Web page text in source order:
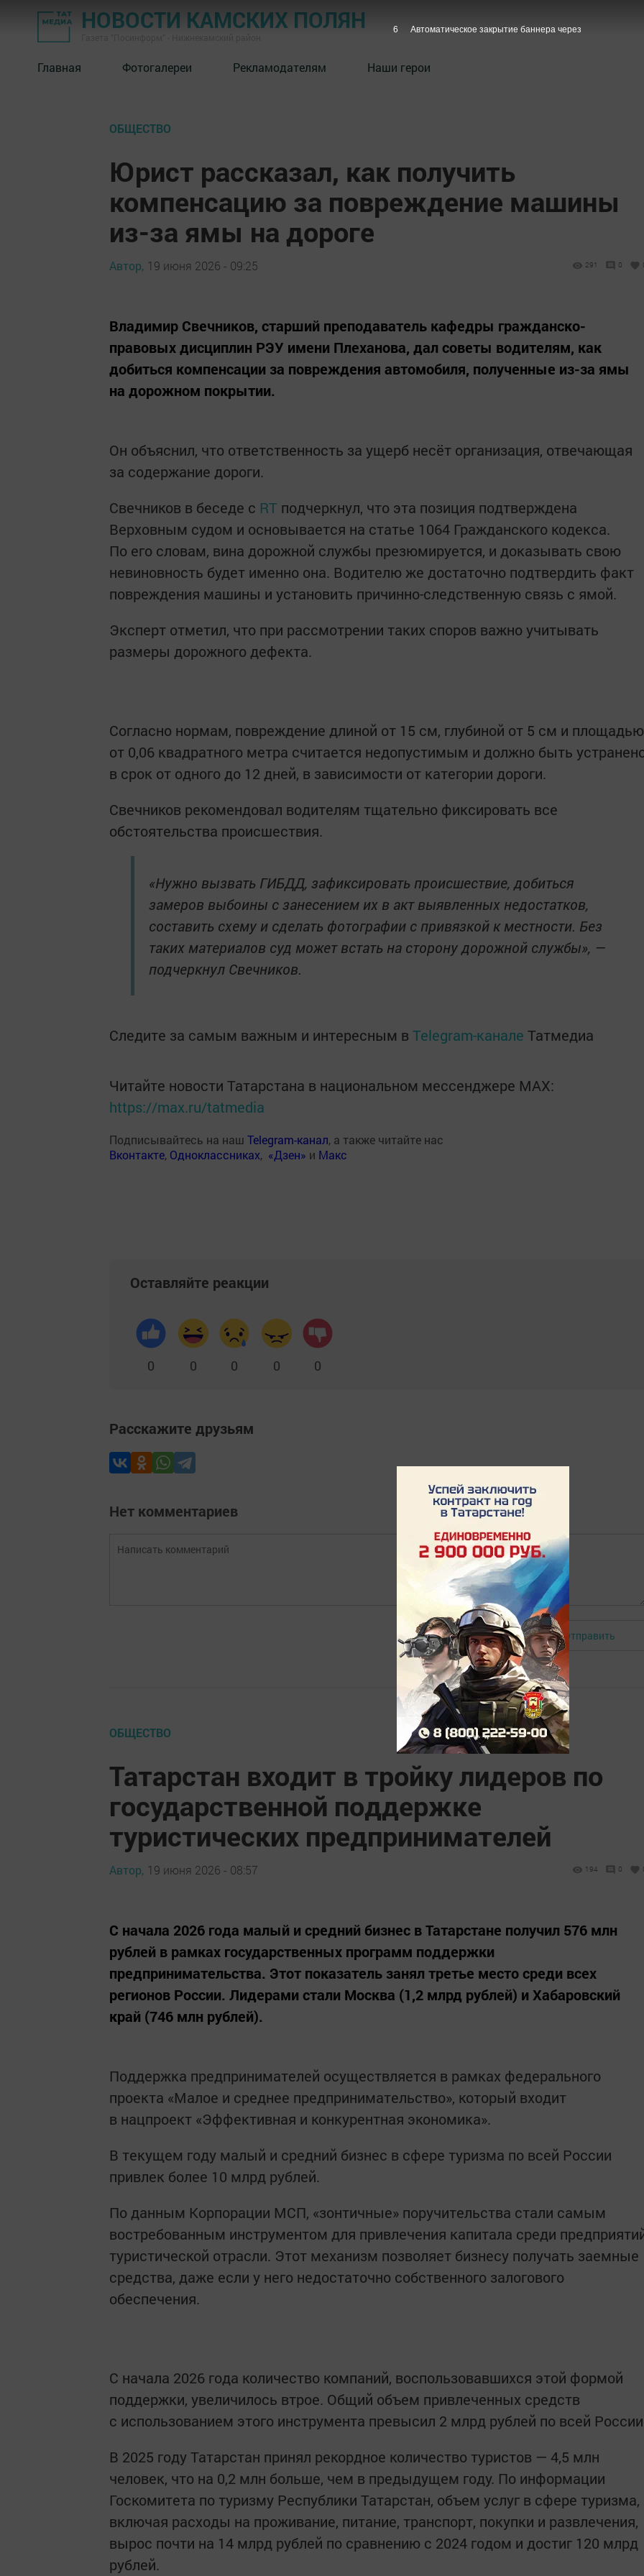
НОВОСТИ КАМСКИХ ПОЛЯН
Главная Фотогалереи Рекламодателям Наши герои
ОБЩЕСТВО
Юрист рассказал, как получить
компенсацию за повреждение машины
из-за ямы на дороге
Автор, 19 июня 2026 - 09:25 291 0
Владимир Свечников, старший преподаватель кафедры гражданско-
правовых дисциплин РЭУ имени Плеханова, дал советы водителям, как
добиться компенсации за повреждения автомобиля, полученные из-за ямы
на дорожном покрытии.
Он объяснил, что ответственность за ущерб несёт организация, отвечающая
за содержание дороги.
Свечников в беседе с RT подчеркнул, что эта позиция подтверждена
Верховным судом и основывается на статье 1064 Гражданского кодекса.
По его словам, вина дорожной службы презюмируется, и доказывать свою
невиновность будет именно она. Водителю же достаточно подтвердить факт
повреждения машины и установить причинно-следственную связь с ямой.
Эксперт отметил, что при рассмотрении таких споров важно учитывать
размеры дорожного дефекта.
Согласно нормам, повреждение длиной от 15 см, глубиной от 5 см и площадью
от 0,06 квадратного метра считается недопустимым и должно быть
в срок от одного до 12 дней, в зависимости от категории дороги.
Свечников рекомендовал водителям тщательно фиксировать все
обстоятельства происшествия.
«Нужно вызвать ГИБДД, зафиксировать происшествие, добиться
замеров выбоины с занесением их в акт выявленных недостатков,
составить схему и сделать фотографии с привязкой к местности. Без
таких материалов суд может встать на сторону дорожной службы», —
подчеркнул Свечников.
Следите за самым важным и интересным в Telegram-канале Татмедиа
Читайте новости Татарстана в национальном мессенджере MАХ:
https://max.ru/tatmedia
Подписывайтесь на наш Telegram-канал, а также читайте нас
Вконтакте, Одноклассниках, «Дзен» и Макс
Оставляйте реакции
0 0 0 0 0
Расскажите друзьям
Нет комментариев
Авторизоваться Отправить
ОБЩЕСТВО
Татарстан входит в тройку лидеров по
государственной поддержке
туристических предпринимателей
Автор, 19 июня 2026 - 08:57 194 0
С начала 2026 года малый и средний бизнес в Татарстане получил 576 млн
рублей в рамках государственных программ поддержки
предпринимательства. Этот показатель занял третье место среди всех
регионов России. Лидерами стали Москва (1,2 млрд рублей) и Хабаровский
край (746 млн рублей).
Поддержка предпринимателей осуществляется в рамках федерального
проекта «Малое и среднее предпринимательство», который входит
в нацпроект «Эффективная и конкурентная экономика».
В текущем году малый и средний бизнес в сфере туризма по всей России
привлек более 10 млрд рублей.
По данным Корпорации МСП, «зонтичные» поручительства стали самым
востребованным инструментом для привлечения капитала среди
туристической отрасли. Этот механизм позволяет бизнесу получать заемные
средства, даже если у него недостаточно собственного залогового
обеспечения.
С начала 2026 года количество компаний, воспользовавшихся этой формой
поддержки, увеличилось втрое. Общий объем привлеченных средств
с использованием этого инструмента превысил 2 млрд рублей по всей
В 2025 году Татарстан принял рекордное количество туристов — 4,5 млн
человек, что на 0,2 млн больше, чем в предыдущем году. По информации
Госкомитета по туризму Республики Татарстан, объем услуг в сфере туризма,
включая расходы на проживание, питание, транспорт, покупки и развлечения,
вырос почти на 14 млрд рублей по сравнению с 2024 годом и достиг 120 млрд
рублей.
5 Автоматическое закрытие баннера через